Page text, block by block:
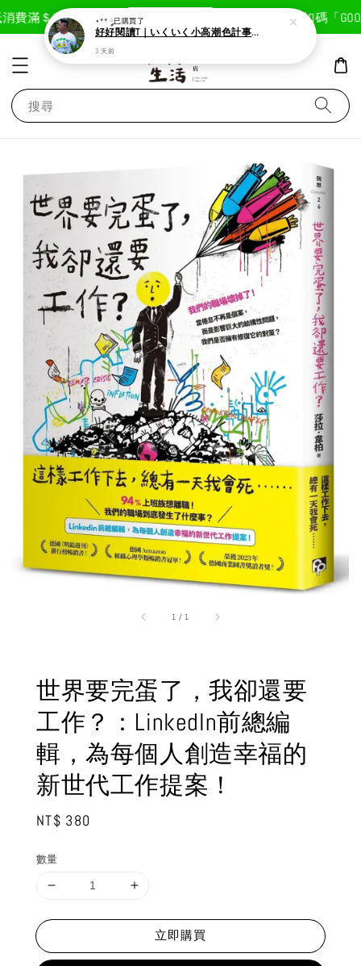
費滿＄1800免運費 現在去購物！ 首次註冊輸入折扣碼「
搜尋
1 / 1
世界要完蛋了，我卻還要
工作？：LinkedIn前總編
輯，為每個人創造幸福的
新世代工作提案！
Regular
NT$ 380
數量
立即購買
⋆** ༘已購買了
好好閱讀T｜いくいく小高潮色計事務所X好好生活書店聯名款
3 天前